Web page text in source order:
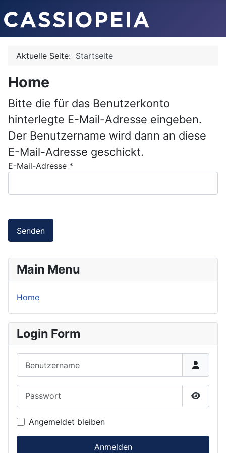
Aktuelle Seite: Startseite
Home
Bitte die für das Benutzerkonto
hinterlegte E-Mail-Adresse eingeben.
Der Benutzername wird dann an diese
E-Mail-Adresse geschickt.
E-Mail-Adresse *
Senden
Main Menu
Home
Login Form
Angemeldet bleiben
Anmelden